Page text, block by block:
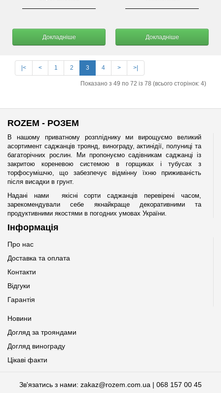
Докладніше Докладніше
|< < 1 2 3 4 > >|
Показано з 49 по 72 із 78 (всього сторінок: 4)
ROZEM - РОЗЕМ
В нашому приватному розпліднику ми вирощуємо великий
асортимент саджанців троянд, винограду, актинідії, полуниці та
багаторічних рослин. Ми пропонуємо садівникам саджанці із
закритою кореневою системою в горщиках і тубусах з
торфосумішчю, що забезпечує відмінну їхню приживаність
після висадки в грунт.
Надані нами якісні сорти саджанців перевірені часом,
зарекомендували себе якнайкраще декоративними та
продуктивними якостями в погодних умовах України.
Інформація
Про нас
Доставка та оплата
Контакти
Відгуки
Гарантія
Новини
Догляд за трояндами
Догляд винограду
Цікаві факти
Зв'язатись з нами: zakaz@rozem.com.ua | 068 157 00 45